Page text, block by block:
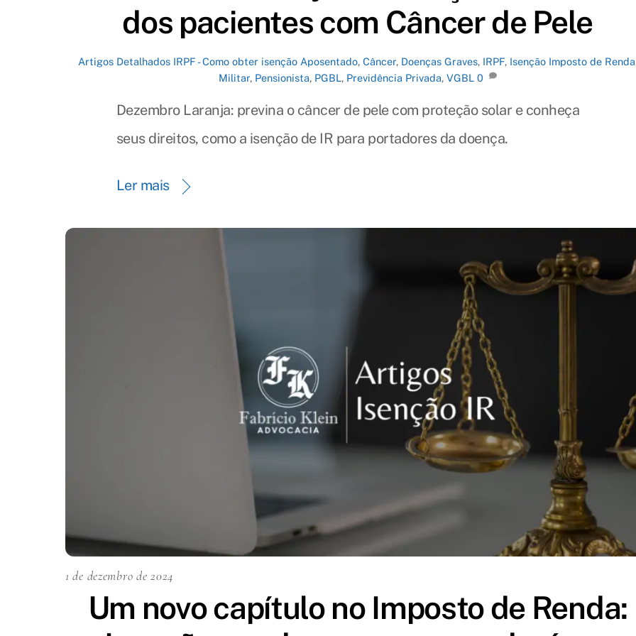
dos pacientes com Câncer de Pele
Artigos Detalhados IRPF - Como obter isenção Aposentado, Câncer, Doenças Graves, IRPF, Isenção Imposto de Renda
Militar, Pensionista, PGBL, Previdência Privada, VGBL 0
Dezembro Laranja: previna o câncer de pele com proteção solar e conheça
seus direitos, como a isenção de IR para portadores da doença.
Ler mais
1 de dezembro de 2024
Um novo capítulo no Imposto de Renda: